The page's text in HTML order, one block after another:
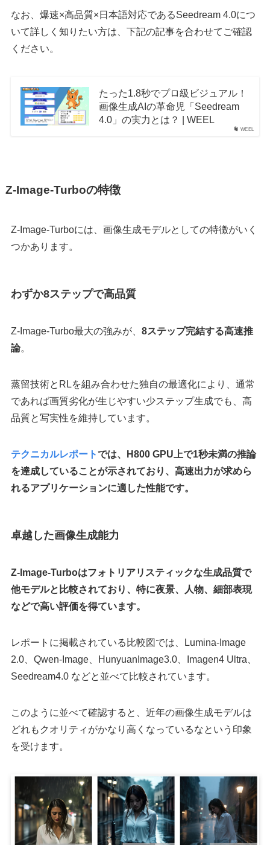
なお、爆速×高品質×日本語対応であるSeedream 4.0につ
いて詳しく知りたい方は、下記の記事を合わせてご確認
ください。
WEEL
たった1.8秒でプロ級ビジュアル！
画像生成AIの革命児「Seedream
4.0」の実力とは？ | WEEL
Z-Image-Turboの特徴
Z-Image-Turboには、画像生成モデルとしての特徴がいく
つかあります。
わずか8ステップで高品質
Z-Image-Turbo最大の強みが、 8ステップ完結する高速推
論。
蒸留技術とRLを組み合わせた独自の最適化により、通常
であれば画質劣化が生じやすい少ステップ生成でも、高
品質と写実性を維持しています。
テクニカルレポートでは、H800 GPU上で1秒未満の推論
を達成していることが示されており、高速出力が求めら
れるアプリケーションに適した性能です。
卓越した画像生成能力
Z-Image-Turboはフォトリアリスティックな生成品質で
他モデルと比較されており、特に夜景、人物、細部表現
などで高い評価を得ています。
レポートに掲載されている比較図では、Lumina-Image
2.0、Qwen-Image、HunyuanImage3.0、Imagen4 Ultra、
Seedream4.0 などと並べて比較されています。
このように並べて確認すると、近年の画像生成モデルは
どれもクオリティがかなり高くなっているなという印象
を受けます。